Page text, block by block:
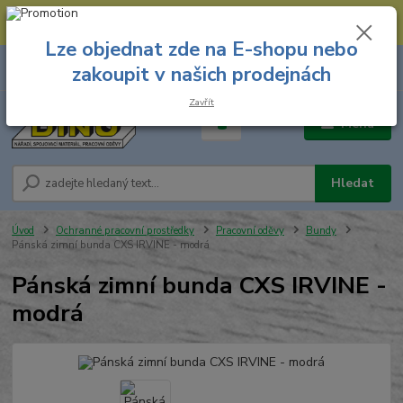
--- Spojovací materiál: 774 431 045 --- Prodejna nářadí: 731 449 423 --
Menu
Hledat
8.00 hod. - 16.00 hod.
za
Úvod Ochranné pracovní prostředky Pracovní oděvy
Bundy
Pánská zimní bunda CXS IRVINE - modrá
Pánská zimní bunda CXS IRVINE -
modrá
Lze objednat zde na E-shopu nebo
zakoupit v našich prodejnách
Zavřít